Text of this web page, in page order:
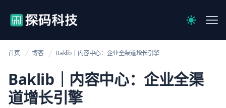
【官网】探码科技
Switch
首页 博客 Baklib｜内容中心：企业全渠道增长引擎
Baklib｜内容中心：企业全渠
道增长引擎